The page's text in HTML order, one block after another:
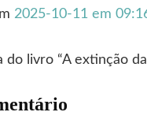
2025-10-11 em
do livro “A extinção